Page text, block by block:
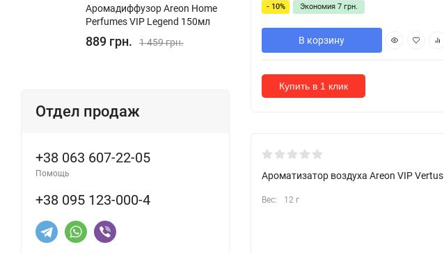
Аромадиффузор Areon Home
Perfumes VIP Legend 150мл
889 грн. 1 459 грн.
Отдел продаж
+38 063 607-22-05
Помощь
+38 095 123-000-4
- 10% Экономия 7 грн.
В корзину
Купить в 1 клик
Ароматизатор воздуха Areon VIP Vertus
Вес: 12 г